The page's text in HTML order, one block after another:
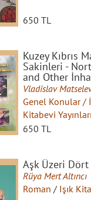
650 TL
Kuzey Kıbrıs
Sakinleri -
and Other
Vladislav
Genel Konular /
Kitabevi Yayınları
650 TL
Aşk Üzeri Dört
Rüya Mert Altıncı
Roman / Işık